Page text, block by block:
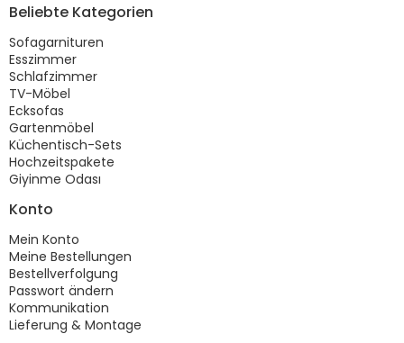
Beliebte Kategorien
Sofagarnituren
Esszimmer
Schlafzimmer
TV-Möbel
Ecksofas
Gartenmöbel
Küchentisch-Sets
Hochzeitspakete
Giyinme Odası
Konto
Mein Konto
Meine Bestellungen
Bestellverfolgung
Passwort ändern
Kommunikation
Lieferung & Montage